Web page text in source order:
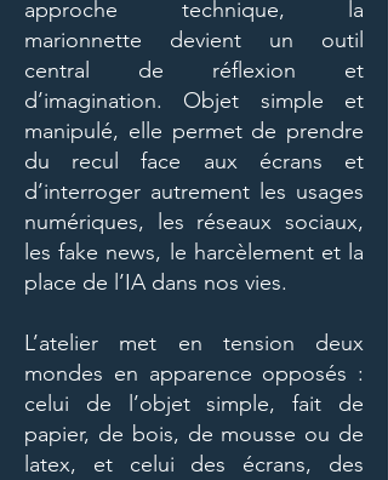
approche technique, la
marionnette devient un outil
central de réflexion et
d’imagination. Objet simple et
manipulé, elle permet de prendre
du recul face aux écrans et
d’interroger autrement les usages
numériques, les réseaux sociaux,
les fake news, le harcèlement et la
place de l’IA dans nos vies.
L’atelier met en tension deux
mondes en apparence opposés :
celui de l’objet simple, fait de
papier, de bois, de mousse ou de
latex, et celui des écrans, des